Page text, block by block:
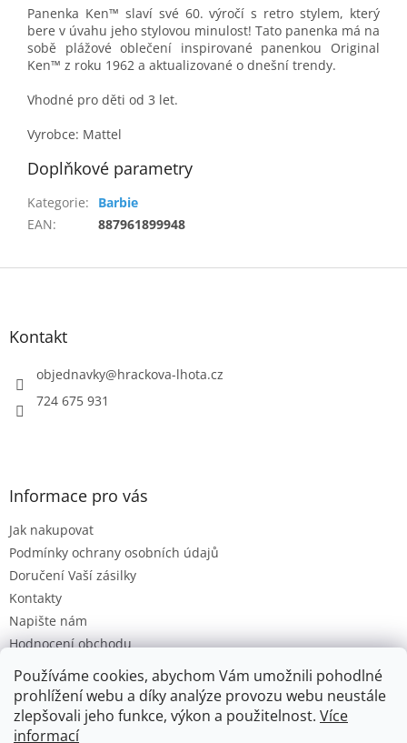
Používáme cookies, abychom Vám umožnili pohodlné
prohlížení webu a díky analýze provozu webu neustále
zlepšovali jeho funkce, výkon a použitelnost. Více
informací
Panenka Ken™ slaví své 60. výročí s retro stylem, který
bere v úvahu jeho stylovou minulost! Tato panenka má na
sobě plážové oblečení inspirované panenkou Original
Ken™ z roku 1962 a aktualizované o dnešní trendy.
Vhodné pro děti od 3 let.
Vyrobce: Mattel
Doplňkové parametry
Kategorie:
Barbie
EAN: 887961899948
Z
Kontakt
objednavky@hrackova-lhota.cz
724 675 931
Informace pro vás
Jak nakupovat
Podmínky ochrany osobních údajů
Doručení Vaší zásilky
Kontakty
Napište nám
Hodnocení obchodu
Moje objednávka
Obchodní Podmínky